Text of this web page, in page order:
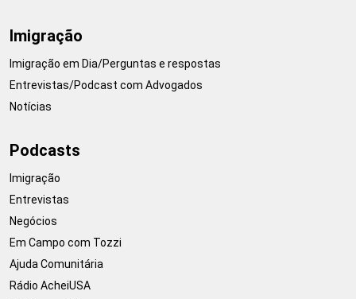
Imigração
Imigração em Dia/Perguntas e respostas
Entrevistas/Podcast com Advogados
Notícias
Podcasts
Imigração
Entrevistas
Negócios
Em Campo com Tozzi
Ajuda Comunitária
Rádio AcheiUSA